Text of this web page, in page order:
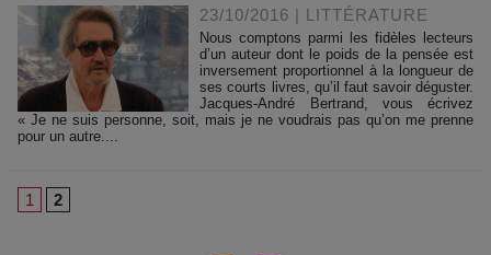
23/10/2016 | LITTÉRATURE
Nous comptons parmi les fidèles lecteurs
d’un auteur dont le poids de la pensée est
inversement proportionnel à la longueur de
ses courts livres, qu’il faut savoir déguster.
Jacques-André Bertrand, vous écrivez
« Je ne suis personne, soit, mais je ne voudrais pas qu’on me prenne
pour un autre....
1 2